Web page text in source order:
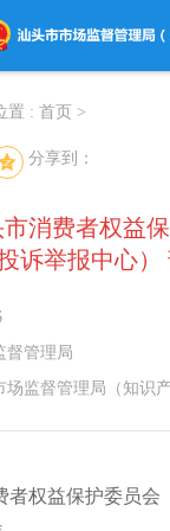
置 : 首页 >
分享到：
市消费者权益
诉举报中心）
督管理局
场监督管理局（知识产
者权益保护委员会